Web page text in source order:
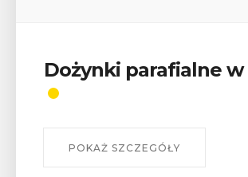
Wykład „Jak zdobyć
odznaki na
W środę 12 sierpnia o godz. 17 w